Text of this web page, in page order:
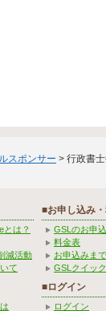
スポンサー > 行政書
とは？
減活動
て
■お申し込み
GSLのお申
料金表
お申込みま
GSLクイッ
■ログイン
ログイン